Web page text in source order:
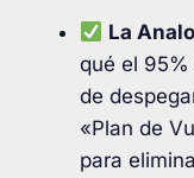
La
qué el
de
«Plan de
para